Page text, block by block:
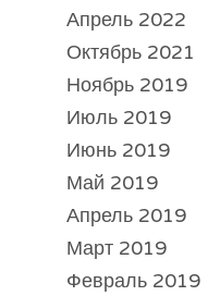
Апрель 2022
Октябрь 2021
Ноябрь 2019
Июль 2019
Июнь 2019
Май 2019
Апрель 2019
Март 2019
Февраль 2019